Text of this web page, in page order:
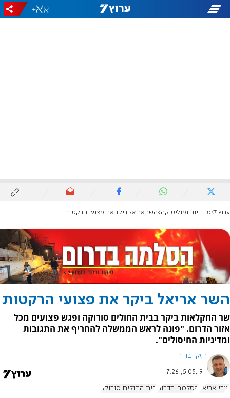
-
+
ערוץ 7 מדיניות ופוליטיקה השר אריאל ביקר את פצועי הרקטות
השר אריאל ביקר את פצועי הרקטות
שר החקלאות ביקר בבית החולים סורוקה ופגש פצועים מכל
אזור הדרום. "פונה לראש הממשלה להחריף את התגובות
ומדיניות החיסולים".
חזקי ברוך
5.05.19, 17:26
אורי אריאל הסלמה בדרום בית החולים סורוקה